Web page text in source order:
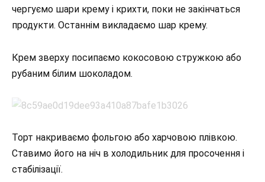
чергуємо шари крему і крихти, поки не закінчаться
продукти. Останнім викладаємо шар крему.
Крем зверху посипаємо кокосовою стружкою або
рубаним білим шоколадом.
Торт накриваємо фольгою або харчовою плівкою.
Ставимо його на ніч в холодильник для просочення і
стабілізації.